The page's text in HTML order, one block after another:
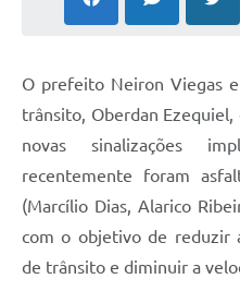
Telefones Úteis
Notícias
O prefeito Neiron Viegas
trânsito, Oberdan
novas sinalizações
recentemente foram
(Marcílio Dias, Alarico
com o objetivo de reduzir
de trânsito e diminuir a